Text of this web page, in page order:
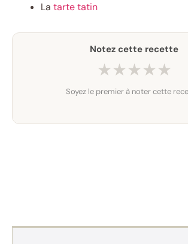
La tarte tatin
Notez cette recette
★★★★★
Soyez le premier à noter cette